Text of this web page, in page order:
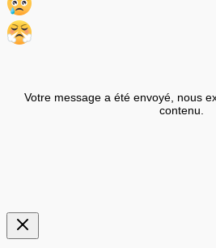
Votre message a été envoyé, nous
contenu.